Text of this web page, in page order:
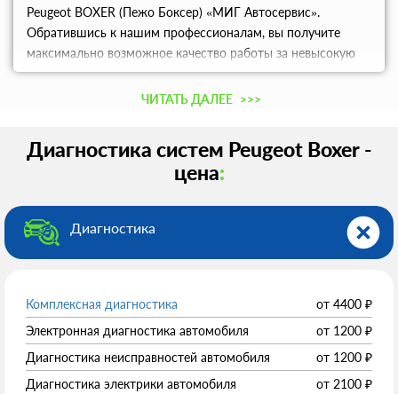
Peugeot BOXER (Пежо Боксер) «МИГ Автосервис».
Обратившись к нашим профессионалам, вы получите
максимально возможное качество работы за невысокую
цену. Есть возможность наличного и безналичного
ЧИТАТЬ ДАЛЕЕ >>>
Диагностика систем Peugeot Boxer -
цена:
Диагностика
Комплексная диагностика от 4400 ₽
Электронная диагностика автомобиля
от 1200 ₽
Диагностика неисправностей автомобиля
от 1200 ₽
Диагностика электрики автомобиля
от 2100 ₽